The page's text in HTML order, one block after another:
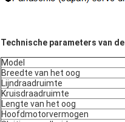
Technische parameters van
Model
Breedte van het oog
Lijndraadruimte
Kruisdraadruimte
Lengte van het oog
Hoofdmotorvermogen